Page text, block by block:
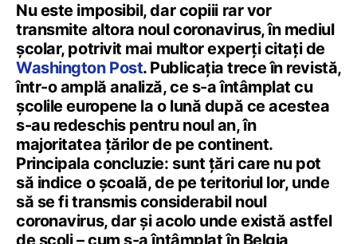
Nu este imposibil, dar copiii rar vor
transmite altora noul coronavirus, în mediul
școlar, potrivit mai multor experți citați de
Washington Post. Publicația trece în revistă,
într-o amplă analiză, ce s-a întâmplat cu
școlile europene la o lună după ce acestea
s-au redeschis pentru noul an, în
majoritatea țărilor de pe continent.
Principala concluzie: sunt țări care nu pot
să indice o școală, de pe teritoriul lor, unde
să se fi transmis considerabil noul
coronavirus, dar și acolo unde există astfel
de școli – cum s-a întâmplat în Belgia,